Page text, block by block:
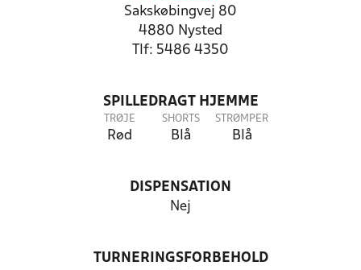
Sakskøbingvej 80
4880 Nysted
Tlf: 5486 4350
SPILLEDRAGT HJEMME
TRØJE
Rød
SHORTS
Blå
STRØMPER
Blå
DISPENSATION
Nej
TURNERINGSFORBEHOLD